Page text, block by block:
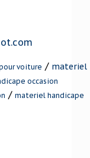
voiture / materiel
occasion
/ materiel handicape